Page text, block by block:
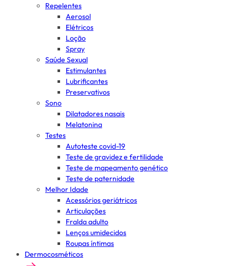
Repelentes
Aerosol
Elétricos
Loção
Spray
Saúde Sexual
Estimulantes
Lubrificantes
Preservativos
Sono
Dilatadores nasais
Melatonina
Testes
Autoteste covid-19
Teste de gravidez e fertilidade
Teste de mapeamento genético
Teste de paternidade
Melhor Idade
Acessórios geriátricos
Articulações
Fralda adulto
Lenços umidecidos
Roupas íntimas
Dermocosméticos